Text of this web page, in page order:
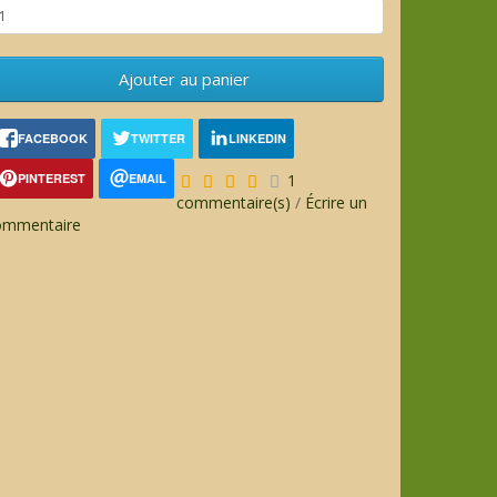
Ajouter au panier
FACEBOOK TWITTER LINKEDIN
PINTEREST EMAIL
1
commentaire(s) / Écrire un